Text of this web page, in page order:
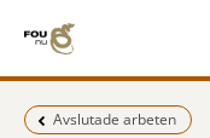
Föregående sida:
Avslutade arbeten